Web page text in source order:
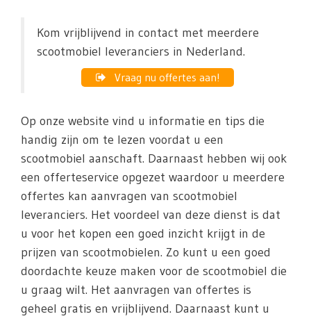
Kom vrijblijvend in contact met meerdere
scootmobiel leveranciers in Nederland.
Vraag nu offertes aan!
Op onze website vind u informatie en tips die
handig zijn om te lezen voordat u een
scootmobiel aanschaft. Daarnaast hebben wij ook
een offerteservice opgezet waardoor u meerdere
offertes kan aanvragen van scootmobiel
leveranciers. Het voordeel van deze dienst is dat
u voor het kopen een goed inzicht krijgt in de
prijzen van scootmobielen. Zo kunt u een goed
doordachte keuze maken voor de scootmobiel die
u graag wilt. Het aanvragen van offertes is
geheel gratis en vrijblijvend. Daarnaast kunt u